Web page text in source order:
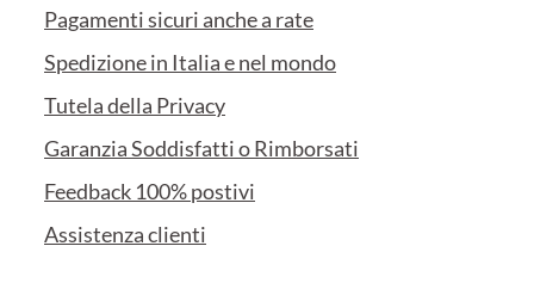
Pagamenti sicuri anche a rate
Spedizione in Italia e nel mondo
Tutela della Privacy
Garanzia Soddisfatti o Rimborsati
Feedback 100% postivi
Assistenza clienti